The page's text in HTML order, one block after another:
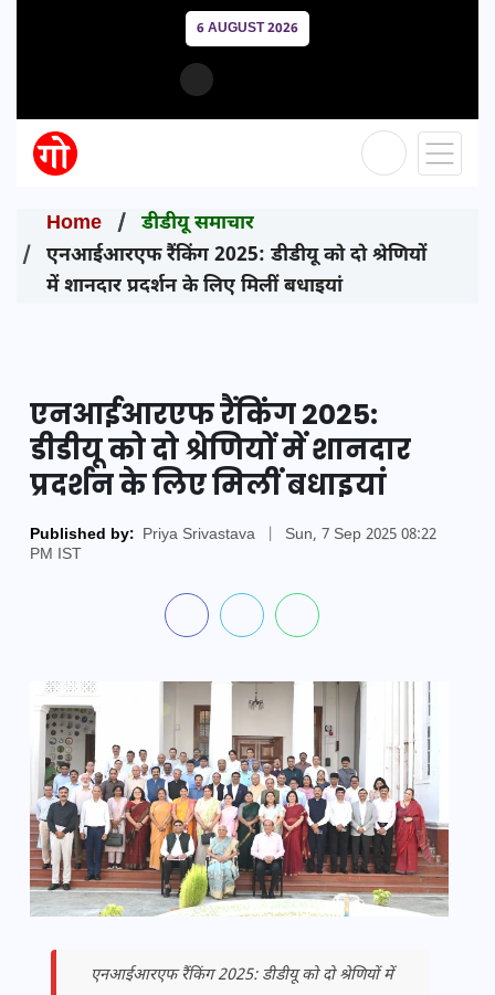
6 AUGUST 2026
Home
डीडीयू समाचार
एनआईआरएफ रैंकिंग 2025: डीडीयू को दो श्रेणियों
में शानदार प्रदर्शन के लिए मिलीं बधाइयां
एनआईआरएफ रैंकिंग 2025:
डीडीयू को दो श्रेणियों में शानदार
प्रदर्शन के लिए मिलीं बधाइयां
Published by: Priya Srivastava
Sun, 7 Sep 2025 08:22
PM IST
एनआईआरएफ रैंकिंग 2025: डीडीयू को दो श्रेणियों में